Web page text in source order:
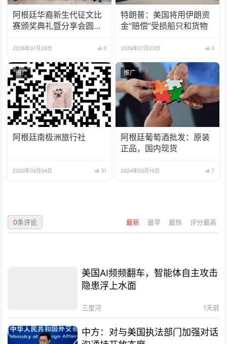
阿根廷华裔新生代征文比
赛颁奖典礼暨分享会圆满
2026年07月28日 0
特朗普：美国将用伊朗资
金“赔偿”受损船只和货物
2026年07月23日 0
推广
阿根廷南极洲旅行社
2020年03月04日 31
推广
阿根廷葡萄酒批发：原装
正品，国内现货
2024年03月16日 7
最新 最早 最热 评分最高
0条评论
美国AI频频翻车，智能体自主攻击
隐患浮上水面
三里河 1天前
中方：对与美国执法部门加强对话